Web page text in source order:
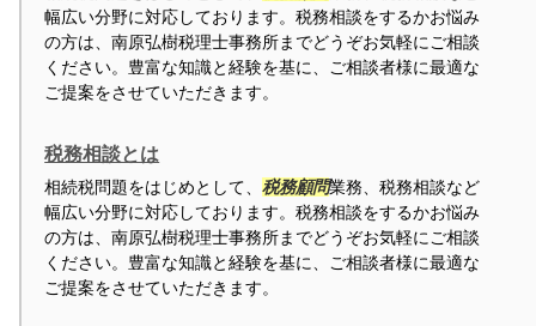
幅広い分野に対応しております。税務相談をするかお悩み
の方は、南原弘樹税理士事務所までどうぞお気軽にご相談
ください。豊富な知識と経験を基に、ご相談者様に最適な
ご提案をさせていただきます。
税務相談とは
相続税問題をはじめとして、税務顧問業務、税務相談など
幅広い分野に対応しております。税務相談をするかお悩み
の方は、南原弘樹税理士事務所までどうぞお気軽にご相談
ください。豊富な知識と経験を基に、ご相談者様に最適な
ご提案をさせていただきます。